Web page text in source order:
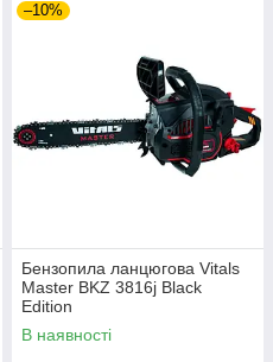
–10%
Бензопила ланцюгова Vitals
Master BKZ 3816j Black
Edition
В наявності